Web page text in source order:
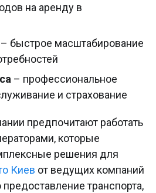
на аренду в
– быстрое масштабирование
– профессиональное
и страхование
предпочитают работать
которые
решения для
Киев от ведущих компаний
транспорта,